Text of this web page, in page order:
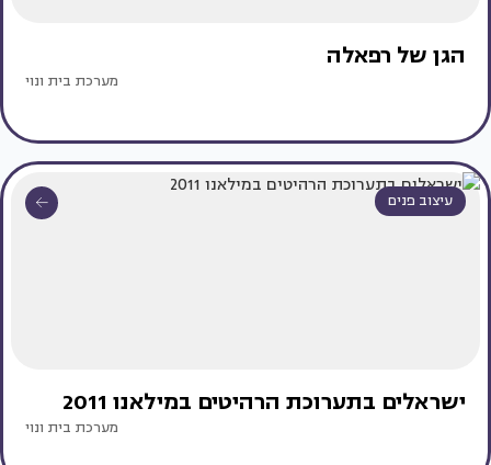
הגן של רפאלה
מערכת בית ונוי
עיצוב פנים
ישראלים בתערוכת הרהיטים במילאנו 2011
מערכת בית ונוי